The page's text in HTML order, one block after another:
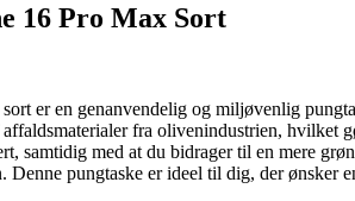
16 Pro Max Sort
er en genanvendelig og miljøvenlig
fra olivenindustrien,
samtidig med at du bidrager til en mere
pungtaske er ideel til dig, der